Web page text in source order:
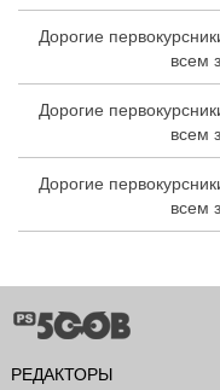
Дорогие
всем
Дорогие
всем
Дорогие
всем
РЕДАКТОРЫ